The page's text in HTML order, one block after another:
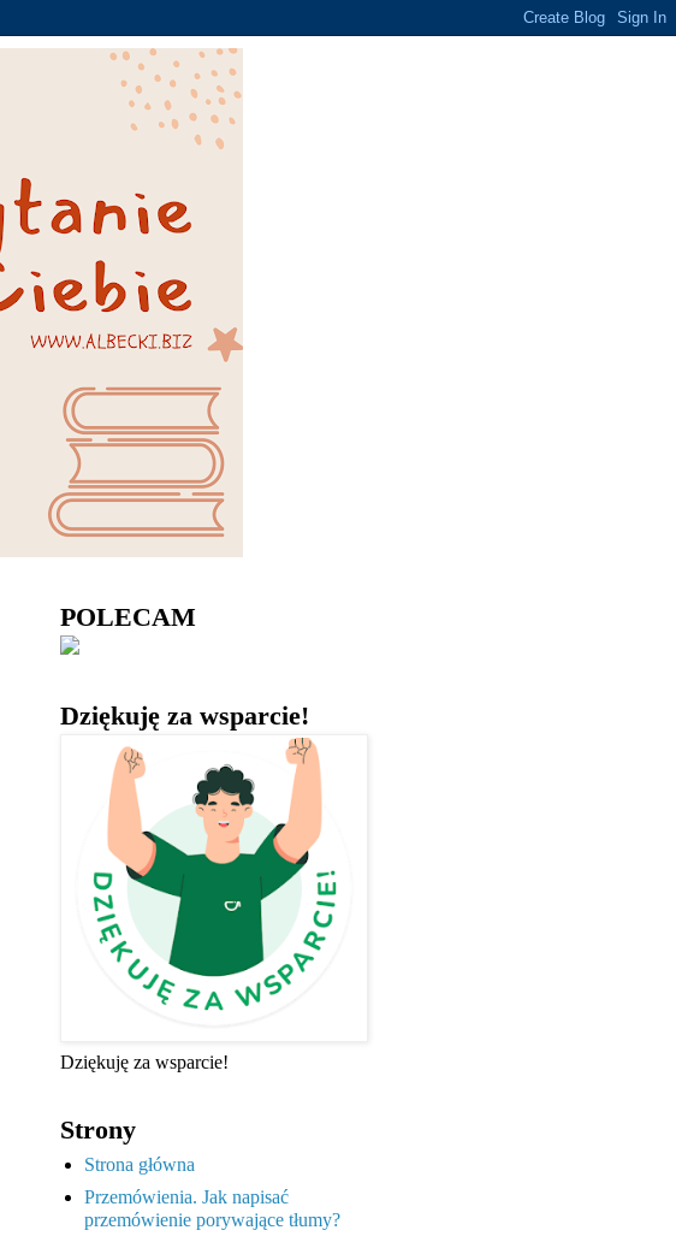
POLECAM
Dziękuję za wsparcie!
Dziękuję za wsparcie!
Strony
Strona główna
Przemówienia. Jak napisać
przemówienie porywające tłumy?